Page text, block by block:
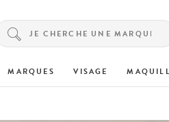
MARQUES VISAGE